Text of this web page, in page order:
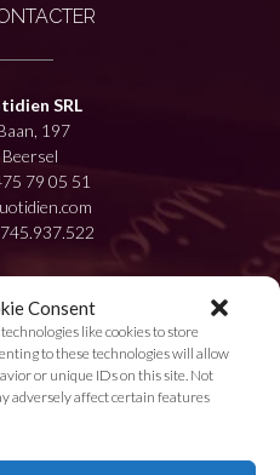
Consent
like cookies to store
to these technologies will allow
or unique IDs on this site. Not
adversely affect certain features
SRL
197
79 05 51